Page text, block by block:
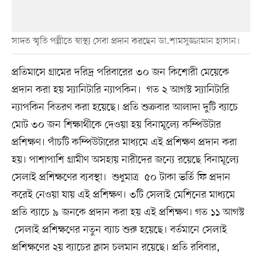
সাদত স্মৃতি পল্লীতে স্বাস্থ্য সেবা প্রদান করছেন ডা.শামসুজ্জামান হাসান।
প্রতিমাসে গ্রামের দরিদ্র পরিবারের ৩০ জন কিশোরী মেয়েকে
প্রদান করা হয় স্যানিটারি ন্যাপকিন। গত ২ আগস্ট স্যানিটারি
ন্যাপকিন বিতরণ করা হয়েছে। প্রতি শুক্রবার আলাদা দুটি ব্যাচে
মোট ৩০ জন শিক্ষার্থীকে দেওয়া হয় বিনামূল্যে কম্পিউটার
প্রশিক্ষণ। পাঁচটি কম্পিউটারের মাধ্যমে এই প্রশিক্ষণ প্রদান করা
হয়। পাশাপাশি গ্রামীণ অসহায় নারীদের জন্যে রয়েছে বিনামূল্যে
সেলাই প্রশিক্ষণের ব্যবস্থা। শুধুমাত্র ৫০ টাকা ভর্তি ফি প্রদান
করেই নেওয়া যায় এই প্রশিক্ষণ। ৩টি সেলাই মেশিনের মাধ্যমে
প্রতি ব্যাচে ৯ জনকে প্রদান করা হয় এই প্রশিক্ষণ। গত ১১ আগস্ট
সেলাই প্রশিক্ষণের নতুন ব্যাচ শুরু হয়েছে। বর্তমানে সেলাই
প্রশিক্ষণের ২য় ব্যাচের ক্লাস চলমান রয়েছে। প্রতি রবিবার,